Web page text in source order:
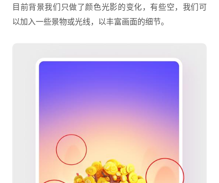
目前背景我们只做了颜色光影的变化，有些空，我们可
以加入一些景物或光线，以丰富画面的细节。